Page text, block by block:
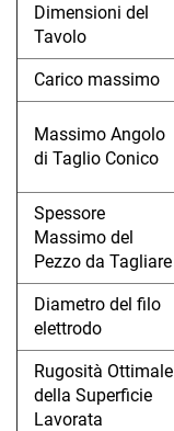
Dimensioni del
Tavolo
Carico massimo
Massimo Angolo
di Taglio Conico
Spessore
Massimo del
Pezzo da Tagliare
Diametro del filo
elettrodo
Rugosità Ottimale
della Superficie
Lavorata